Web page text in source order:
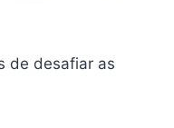
de desafiar as